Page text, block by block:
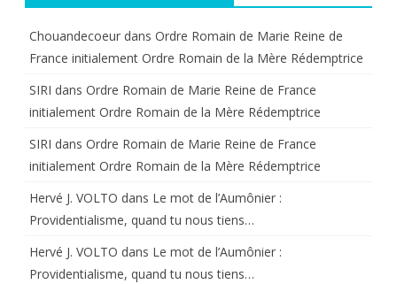
Chouandecoeur dans Ordre Romain de Marie Reine de
France initialement Ordre Romain de la Mère Rédemptrice
SIRI dans Ordre Romain de Marie Reine de France
initialement Ordre Romain de la Mère Rédemptrice
SIRI dans Ordre Romain de Marie Reine de France
initialement Ordre Romain de la Mère Rédemptrice
Hervé J. VOLTO dans Le mot de l’Aumônier :
Providentialisme, quand tu nous tiens…
Hervé J. VOLTO dans Le mot de l’Aumônier :
Providentialisme, quand tu nous tiens…